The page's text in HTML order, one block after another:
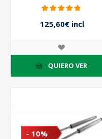
125,60€ incl
impuestos
QUIERO VER
- 10%